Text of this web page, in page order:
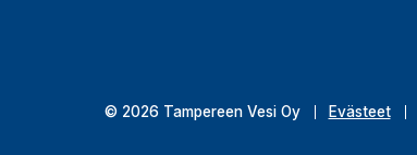
© 2026 Tampereen Vesi Oy Evästeet